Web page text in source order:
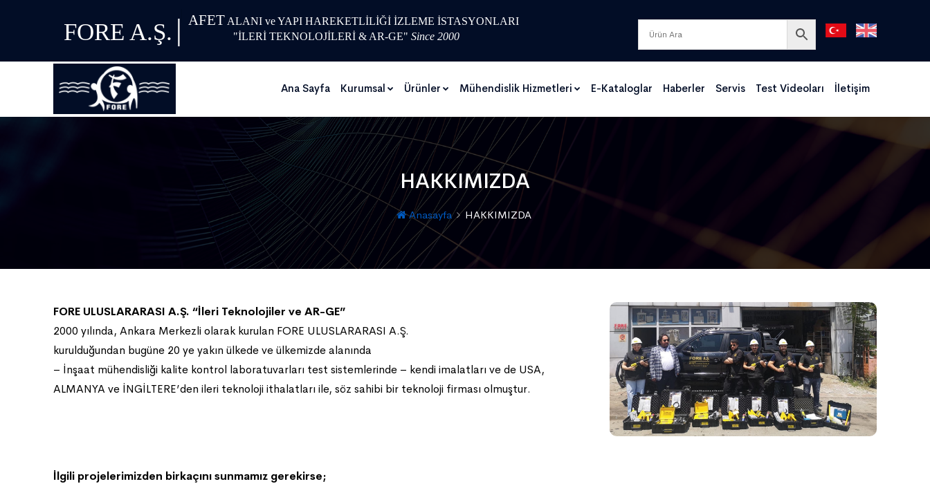
FORE A.Ş. | AFET ALANI ve YAPI HAREKETLİLİĞİ İZLEME İSTASYONLARI
"İLERİ TEKNOLOJİLERİ & AR-GE" Since 2000
Ana Sayfa Kurumsal Ürünler Mühendislik Hizmetleri E-Kataloglar Haberler Servis Test Videoları İletişim
HAKKIMIZDA
Anasayfa HAKKIMIZDA
FORE ULUSLARARASI A.Ş. “İleri Teknolojiler ve AR-GE”
2000 yılında, Ankara Merkezli olarak kurulan FORE ULUSLARARASI A.Ş.
kurulduğundan bugüne 20 ye yakın ülkede ve ülkemizde alanında
– İnşaat mühendisliği kalite kontrol laboratuvarları test sistemlerinde – kendi imalatları ve de USA,
ALMANYA ve İNGİLTERE’den ileri teknoloji ithalatları ile, söz sahibi bir teknoloji firması olmuştur.
İlgili projelerimizden birkaçını sunmamız gerekirse;